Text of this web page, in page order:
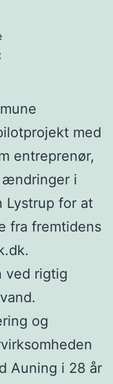
med
entreprenør,
ændringer i
Lystrup for at
fra fremtidens
ved rigtig
og
Auning i 28 år